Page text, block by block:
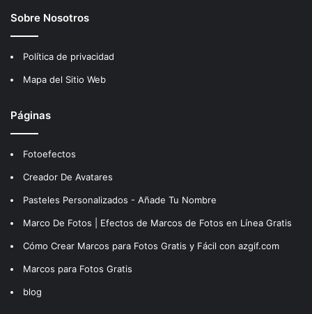
Sobre Nosotros
Política de privacidad
Mapa del Sitio Web
Páginas
Fotoefectos
Creador De Avatares
Pasteles Personalizados - Añade Tu Nombre
Marco De Fotos | Efectos de Marcos de Fotos en Línea Gratis
Cómo Crear Marcos para Fotos Gratis y Fácil con azgif.com
Marcos para Fotos Gratis
blog